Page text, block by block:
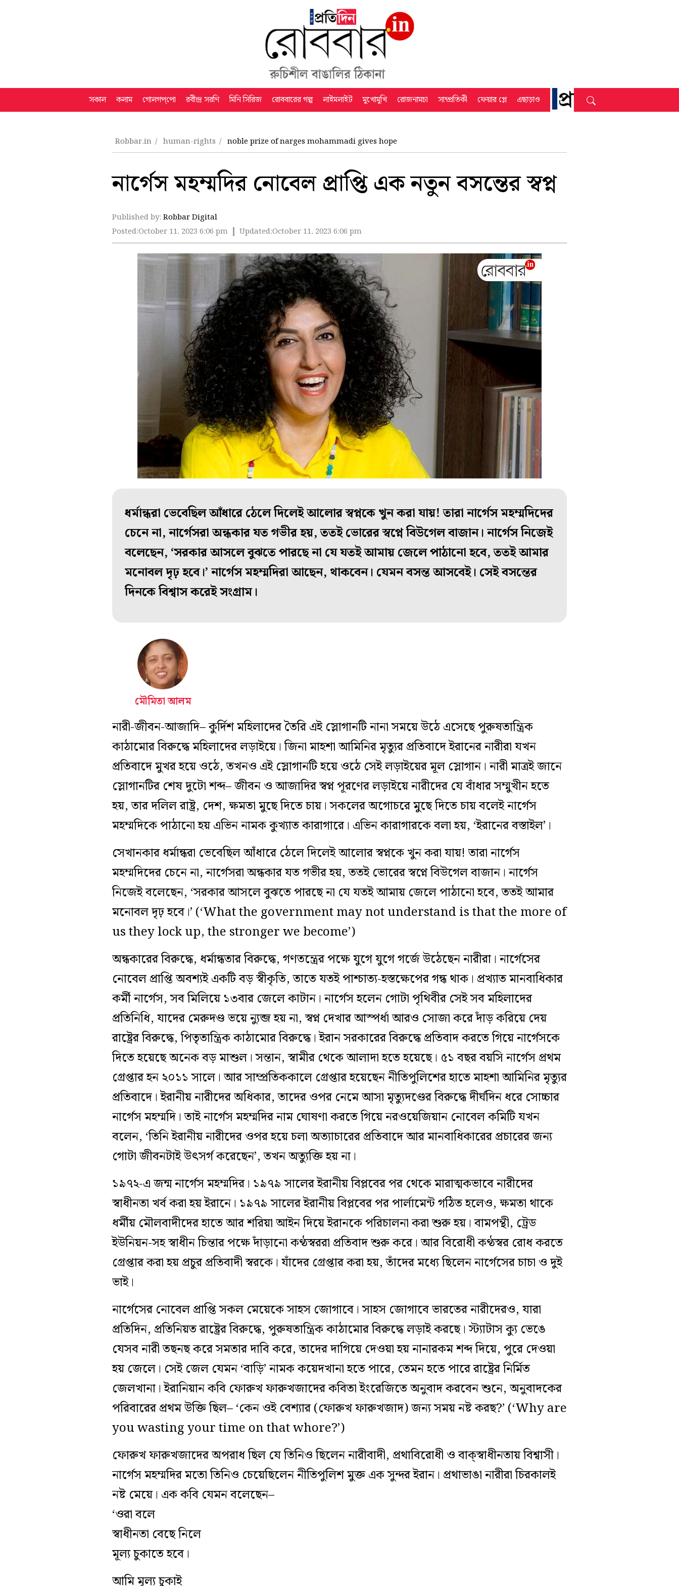
সকাল কলাম গোলগপ্‌পো রবীন্দ্র সরণি মিনি সিরিজ রোববারের গল্প লাইমলাইট মুখোমুখি রোজনামচা সাম্প্রতিকী ফেয়ার প্লে এছাড়াও
Robbar.in human-rights noble prize of narges mohammadi gives hope
নার্গেস মহম্মদির নোবেল প্রাপ্তি এক নতুন বসন্তের স্বপ্ন
Published by: Robbar Digital
Posted:October 11, 2023 6:06 pm Updated:October 11, 2023 6:06 pm
ধর্মান্ধরা ভেবেছিল আঁধারে ঠেলে দিলেই আলোর স্বপ্নকে খুন করা যায়! তারা নার্গেস মহম্মদিদের
চেনে না, নার্গেসরা অন্ধকার যত গভীর হয়, ততই ভোরের স্বপ্নে বিউগেল বাজান। নার্গেস নিজেই
বলেছেন, ‘সরকার আসলে বুঝতে পারছে না যে যতই আমায় জেলে পাঠানো হবে, ততই আমার
মনোবল দৃঢ় হবে।’ নার্গেস মহম্মদিরা আছেন, থাকবেন। যেমন বসন্ত আসবেই। সেই বসন্তের
দিনকে বিশ্বাস করেই সংগ্রাম।
মৌমিতা আলম
নারী-জীবন-আজাদি– কুর্দিশ মহিলাদের তৈরি এই স্লোগানটি নানা সময়ে উঠে এসেছে পুরুষতান্ত্রিক
কাঠামোর বিরুদ্ধে মহিলাদের লড়াইয়ে। জিনা মাহশা আমিনির মৃত্যুর প্রতিবাদে ইরানের নারীরা যখন
প্রতিবাদে মুখর হয়ে ওঠে, তখনও এই স্লোগানটি হয়ে ওঠে সেই লড়াইয়ের মূল স্লোগান। নারী মাত্রই জানে
স্লোগানটির শেষ দুটো শব্দ– জীবন ও আজাদির স্বপ্ন পূরণের লড়াইয়ে নারীদের যে বাঁধার সম্মুখীন হতে
হয়, তার দলিল রাষ্ট্র, দেশ, ক্ষমতা মুছে দিতে চায়। সকলের অগোচরে মুছে দিতে চায় বলেই নার্গেস
মহম্মদিকে পাঠানো হয় এভিন নামক কুখ্যাত কারাগারে। এভিন কারাগারকে বলা হয়, ‘ইরানের বস্তাইল’।
সেখানকার ধর্মান্ধরা ভেবেছিল আঁধারে ঠেলে দিলেই আলোর স্বপ্নকে খুন করা যায়! তারা নার্গেস
মহম্মদিদের চেনে না, নার্গেসরা অন্ধকার যত গভীর হয়, ততই ভোরের স্বপ্নে বিউগেল বাজান। নার্গেস
নিজেই বলেছেন, ‘সরকার আসলে বুঝতে পারছে না যে যতই আমায় জেলে পাঠানো হবে, ততই আমার
মনোবল দৃঢ় হবে।’ (‘What the government may not understand is that the more of
us they lock up, the stronger we become’)
অন্ধকারের বিরুদ্ধে, ধর্মান্ধতার বিরুদ্ধে, গণতন্ত্রের পক্ষে যুগে যুগে গর্জে উঠেছেন নারীরা। নার্গেসের
নোবেল প্রাপ্তি অবশ্যই একটি বড় স্বীকৃতি, তাতে যতই পাশ্চাত্য-হস্তক্ষেপের গন্ধ থাক। প্রখ্যাত মানবাধিকার
কর্মী নার্গেস, সব মিলিয়ে ১৩বার জেলে কাটান। নার্গেস হলেন গোটা পৃথিবীর সেই সব মহিলাদের
প্রতিনিধি, যাদের মেরুদণ্ড ভয়ে ন্যুব্জ হয় না, স্বপ্ন দেখার আস্পর্ধা আরও সোজা করে দাঁড় করিয়ে দেয়
রাষ্ট্রের বিরুদ্ধে, পিতৃতান্ত্রিক কাঠামোর বিরুদ্ধে। ইরান সরকারের বিরুদ্ধে প্রতিবাদ করতে গিয়ে নার্গেসকে
দিতে হয়েছে অনেক বড় মাশুল। সন্তান, স্বামীর থেকে আলাদা হতে হয়েছে। ৫১ বছর বয়সি নার্গেস প্রথম
গ্রেপ্তার হন ২০১১ সালে। আর সাম্প্রতিককালে গ্রেপ্তার হয়েছেন নীতিপুলিশের হাতে মাহশা আমিনির মৃত্যুর
প্রতিবাদে। ইরানীয় নারীদের অধিকার, তাদের ওপর নেমে আসা মৃত্যুদণ্ডের বিরুদ্ধে দীর্ঘদিন ধরে সোচ্চার
নার্গেস মহম্মদি। তাই নার্গেস মহম্মদির নাম ঘোষণা করতে গিয়ে নরওয়েজিয়ান নোবেল কমিটি যখন
বলেন, ‘তিনি ইরানীয় নারীদের ওপর হয়ে চলা অত্যাচারের প্রতিবাদে আর মানবাধিকারের প্রচারের জন্য
গোটা জীবনটাই উৎসর্গ করেছেন’, তখন অত্যুক্তি হয় না।
১৯৭২-এ জন্ম নার্গেস মহম্মদির। ১৯৭৯ সালের ইরানীয় বিপ্লবের পর থেকে মারাত্মকভাবে নারীদের
স্বাধীনতা খর্ব করা হয় ইরানে। ১৯৭৯ সালের ইরানীয় বিপ্লবের পর পার্লামেন্ট গঠিত হলেও, ক্ষমতা থাকে
ধর্মীয় মৌলবাদীদের হাতে আর শরিয়া আইন দিয়ে ইরানকে পরিচালনা করা শুরু হয়। বামপন্থী, ট্রেড
ইউনিয়ন-সহ স্বাধীন চিন্তার পক্ষে দাঁড়ানো কণ্ঠস্বররা প্রতিবাদ শুরু করে। আর বিরোধী কণ্ঠস্বর রোধ করতে
গ্রেপ্তার করা হয় প্রচুর প্রতিবাদী স্বরকে। যাঁদের গ্রেপ্তার করা হয়, তাঁদের মধ্যে ছিলেন নার্গেসের চাচা ও দুই
ভাই।
নার্গেসের নোবেল প্রাপ্তি সকল মেয়েকে সাহস জোগাবে। সাহস জোগাবে ভারতের নারীদেরও, যারা
প্রতিদিন, প্রতিনিয়ত রাষ্ট্রের বিরুদ্ধে, পুরুষতান্ত্রিক কাঠামোর বিরুদ্ধে লড়াই করছে। স্ট্যাটাস ক্যু ভেঙে
যেসব নারী তছনছ করে সমতার দাবি করে, তাদের দাগিয়ে দেওয়া হয় নানারকম শব্দ দিয়ে, পুরে দেওয়া
হয় জেলে। সেই জেল যেমন ‘বাড়ি’ নামক কয়েদখানা হতে পারে, তেমন হতে পারে রাষ্ট্রের নির্মিত
জেলখানা। ইরানিয়ান কবি ফোরুখ ফারুখজাদের কবিতা ইংরেজিতে অনুবাদ করবেন শুনে, অনুবাদকের
পরিবারের প্রথম উক্তি ছিল– ‘কেন ওই বেশ্যার (ফোরুখ ফারুখজাদ) জন্য সময় নষ্ট করছ?’ (‘Why are
you wasting your time on that whore?’)
ফোরুখ ফারুখজাদের অপরাধ ছিল যে তিনিও ছিলেন নারীবাদী, প্রথাবিরোধী ও বাক্‌স্বাধীনতায় বিশ্বাসী।
নার্গেস মহম্মদির মতো তিনিও চেয়েছিলেন নীতিপুলিশ মুক্ত এক সুন্দর ইরান। প্রথাভাঙা নারীরা চিরকালই
নষ্ট মেয়ে। এক কবি যেমন বলেছেন–
‘ওরা বলে
স্বাধীনতা বেছে নিলে
মূল্য চুকাতে হবে।
আমি মূল্য চুকাই